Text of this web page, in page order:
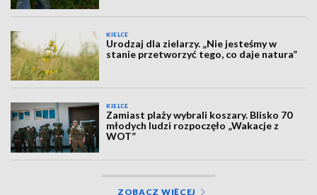
KIELCE
Urodzaj dla zielarzy. „Nie jesteśmy w
stanie przetworzyć tego, co daje natura”
KIELCE
Zamiast plaży wybrali koszary. Blisko 70
młodych ludzi rozpoczęło „Wakacje z
WOT”
ZOBACZ WIĘCEJ